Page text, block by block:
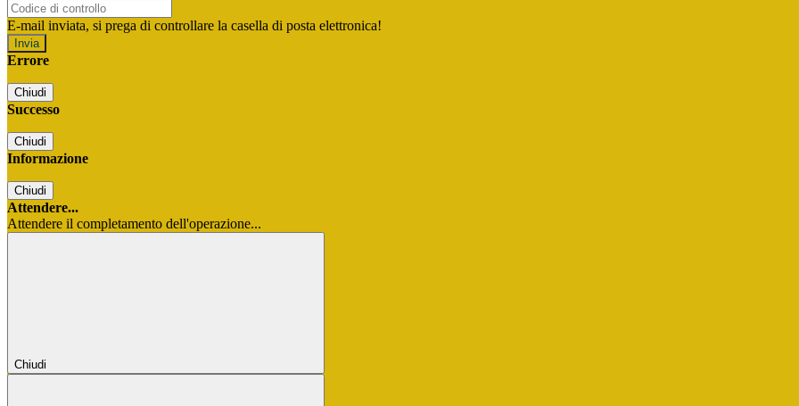
E-mail inviata, si prega di controllare la casella di posta elettronica!
Errore
Chiudi
Successo
Chiudi
Informazione
Chiudi
Attendere...
Attendere il completamento dell'operazione...
Chiudi